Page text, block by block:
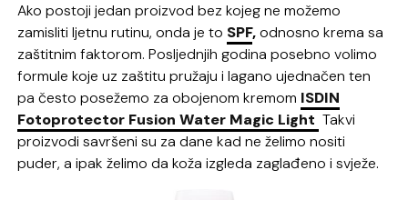
Ako postoji jedan proizvod bez kojeg ne možemo
zamisliti ljetnu rutinu, onda je to SPF,odnosno krema sa
zaštitnim faktorom. Posljednjih godina posebno volimo
formule koje uz zaštitu pružaju i lagano ujednačen ten
pa često posežemo za obojenom kremom ISDIN
Fotoprotector Fusion Water Magic Light Takvi
proizvodi savršeni su za dane kad ne želimo nositi
puder, a ipak želimo da koža izgleda zaglađeno i svježe.